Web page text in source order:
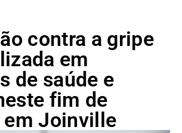
contra a gripe
em
de saúde e
fim de
em Joinville